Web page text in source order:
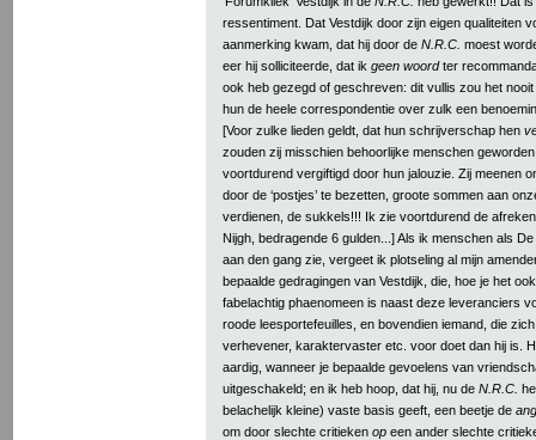
ressentiment. Dat Vestdijk door zijn eigen qualiteiten
aanmerking kwam, dat hij door de N.R.C. moest
eer hij solliciteerde, dat ik geen woordter
ook heb gezegd of geschreven: dit vullis zou het
hun de heele correspondentie over zulk een
[Voor zulke lieden geldt, dat hun schrijverschap hen
zouden zij misschien behoorlijke menschen
voortdurend vergiftigd door hun jalouzie. Zij meenen
door de ‘postjes’ te bezetten, groote sommen aan
verdienen, de sukkels!!! Ik zie voortdurend de
Nijgh, bedragende 6 gulden...] Als ik menschen als
aan den gang zie, vergeet ik plotseling al mijn
bepaalde gedragingen van Vestdijk, die, hoe je het
fabelachtig phaenomeen is naast deze leveranciers
roode leesportefeuilles, en bovendien iemand, die
verhevener, karaktervaster etc. voor doet dan hij is.
aardig, wanneer je bepaalde gevoelens van
uitgeschakeld; en ik heb hoop, dat hij, nu de N.R.C.
belachelijk kleine) vaste basis geeft, een beetje de
om door slechte critieken op een ander slechte